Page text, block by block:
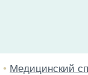
• Медицинский